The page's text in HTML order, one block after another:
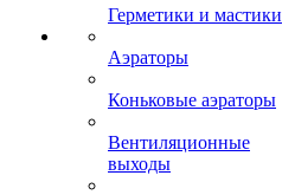
Герметики и мастики
Аэраторы
Коньковые аэраторы
Вентиляционные
выходы